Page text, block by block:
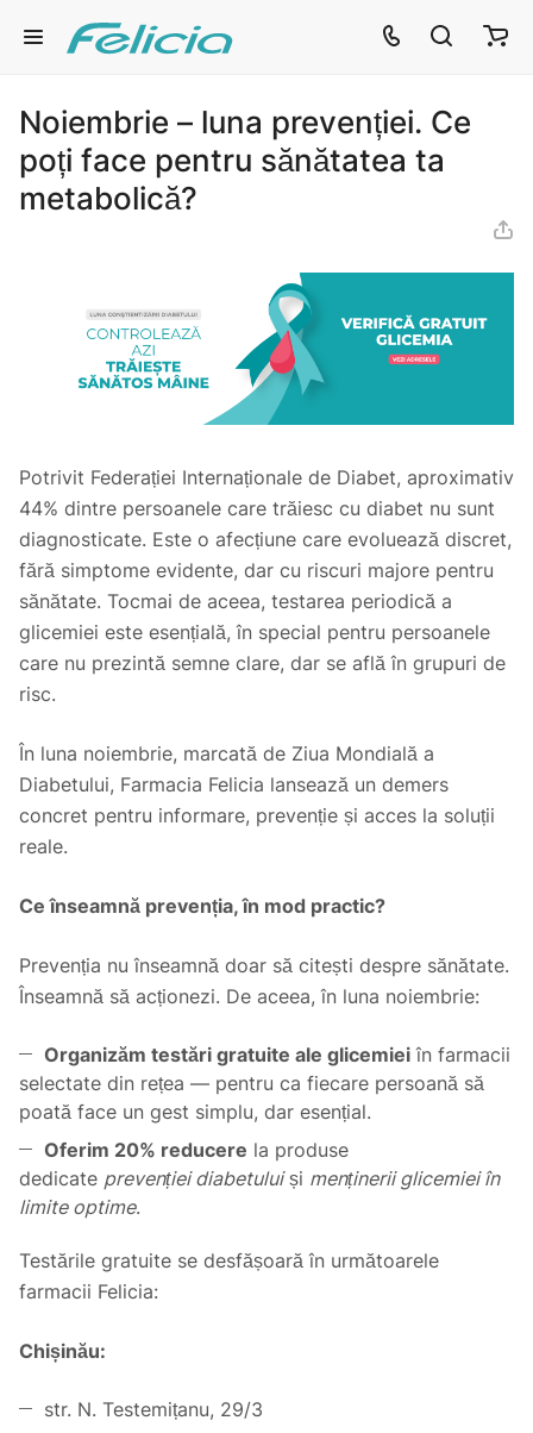
Noiembrie – luna prevenției. Ce
poți face pentru sănătatea ta
metabolică?
Potrivit Federației Internaționale de Diabet, aproximativ
44% dintre persoanele care trăiesc cu diabet nu sunt
diagnosticate. Este o afecțiune care evoluează discret,
fără simptome evidente, dar cu riscuri majore pentru
sănătate. Tocmai de aceea, testarea periodică a
glicemiei este esențială, în special pentru persoanele
care nu prezintă semne clare, dar se află în grupuri de
risc.
În luna noiembrie, marcată de Ziua Mondială a
Diabetului, Farmacia Felicia lansează un demers
concret pentru informare, prevenție și acces la soluții
reale.
Ce înseamnă prevenția, în mod practic?
Prevenția nu înseamnă doar să citești despre sănătate.
Înseamnă să acționezi. De aceea, în luna noiembrie:
Organizăm testări gratuite ale glicemiei în farmacii
selectate din rețea — pentru ca fiecare persoană să
poată face un gest simplu, dar esențial.
Oferim 20% reducere la produse
dedicate prevenției diabetuluiși menținerii glicemiei în
limite optime.
Testările gratuite se desfășoară în următoarele
farmacii Felicia:
Chișinău:
str. N. Testemițanu, 29/3